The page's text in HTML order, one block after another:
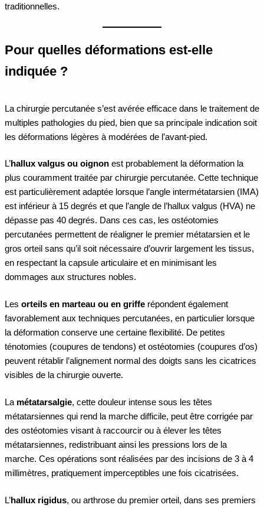
traditionnelles.
Pour quelles déformations est-elle
indiquée ?
La chirurgie percutanée s’est avérée efficace dans le traitement de
multiples pathologies du pied, bien que sa principale indication soit
les déformations légères à modérées de l’avant-pied.
L’hallux valgus ou oignon est probablement la déformation la
plus couramment traitée par chirurgie percutanée. Cette technique
est particulièrement adaptée lorsque l’angle intermétatarsien (IMA)
est inférieur à 15 degrés et que l’angle de l’hallux valgus (HVA) ne
dépasse pas 40 degrés. Dans ces cas, les ostéotomies
percutanées permettent de réaligner le premier métatarsien et le
gros orteil sans qu’il soit nécessaire d’ouvrir largement les tissus,
en respectant la capsule articulaire et en minimisant les
dommages aux structures nobles.
Les orteils en marteau ou en griffe répondent également
favorablement aux techniques percutanées, en particulier lorsque
la déformation conserve une certaine flexibilité. De petites
ténotomies (coupures de tendons) et ostéotomies (coupures d’os)
peuvent rétablir l’alignement normal des doigts sans les cicatrices
visibles de la chirurgie ouverte.
La métatarsalgie, cette douleur intense sous les têtes
métatarsiennes qui rend la marche difficile, peut être corrigée par
des ostéotomies visant à raccourcir ou à élever les têtes
métatarsiennes, redistribuant ainsi les pressions lors de la
marche. Ces opérations sont réalisées par des incisions de 3 à 4
millimètres, pratiquement imperceptibles une fois cicatrisées.
L’hallux rigidus, ou arthrose du premier orteil, dans ses premiers